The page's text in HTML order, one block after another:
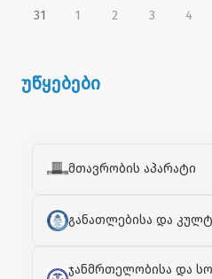
31
1 2 3 4
უწყებები
მთავრობის აპარატი
განათლებისა და
ჯანმრთელობისა და